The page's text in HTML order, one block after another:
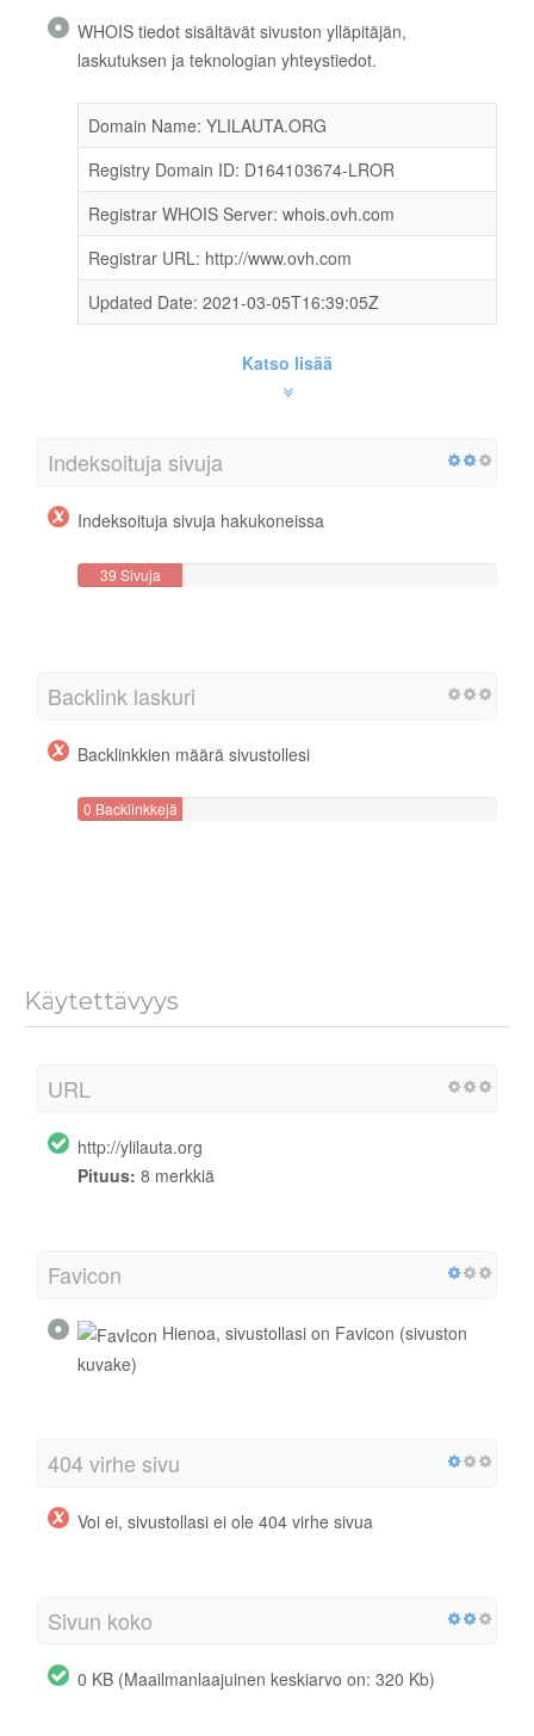
WHOIS tiedot sisältävät sivuston ylläpitäjän,
laskutuksen ja teknologian yhteystiedot.
Domain Name: YLILAUTA.ORG
Registry Domain ID: D164103674-LROR
Registrar WHOIS Server: whois.ovh.com
Registrar URL: http://www.ovh.com
Updated Date: 2021-03-05T16:39:05Z
Katso lisää
Indeksoituja sivuja
Indeksoituja sivuja hakukoneissa
39 Sivuja
Backlink laskuri
Backlinkkien määrä sivustollesi
0 Backlinkkejä
Käytettävyys
URL
http://ylilauta.org
Pituus: 8 merkkiä
Favicon
Hienoa, sivustollasi on Favicon (sivuston
kuvake)
404 virhe sivu
Voi ei, sivustollasi ei ole 404 virhe sivua
Sivun koko
0 KB (Maailmanlaajuinen keskiarvo on: 320 Kb)